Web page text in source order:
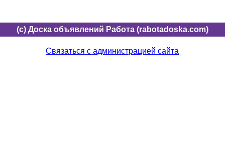
(c) Доска объявлений Работа (rabotadoska.com)
Связаться с администрацией сайта